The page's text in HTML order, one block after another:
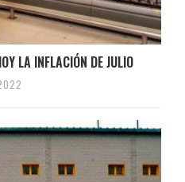
LA INFLACIÓN DE JULIO